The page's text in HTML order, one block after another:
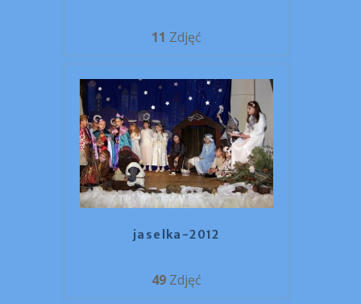
11 Zdjęć
jaselka-2012
49 Zdjęć